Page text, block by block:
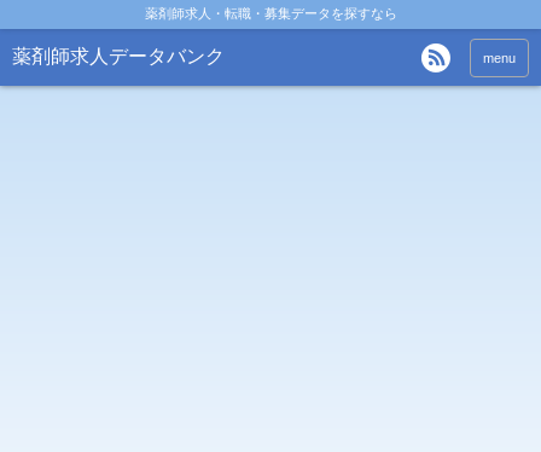
薬剤師求人・転職・募集データを探すなら
薬剤師求人データバンク menu